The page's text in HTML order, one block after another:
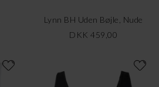
Lynn BH Uden Bøjle, Nude
DKK 459,00